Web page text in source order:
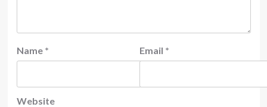
Name * Email *
Website